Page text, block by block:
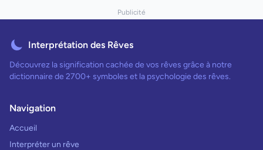
Publicité
Interprétation des Rêves
Découvrez la signification cachée de vos rêves grâce à notre
dictionnaire de 2700+ symboles et la psychologie des rêves.
Navigation
Accueil
Interpréter un rêve